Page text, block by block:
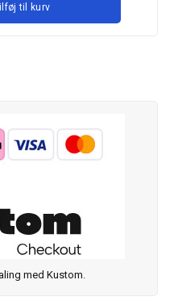
til kurv
med Kustom.